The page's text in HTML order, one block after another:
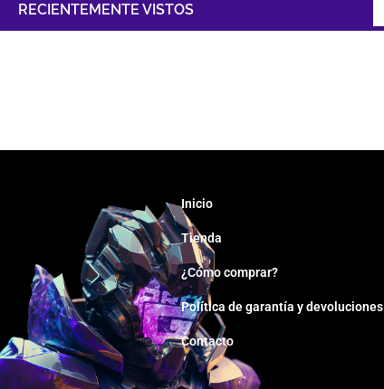
RECIENTEMENTE VISTOS
Inicio
Tienda
¿Cómo comprar?
Política de garantía y devoluciones
Contacto